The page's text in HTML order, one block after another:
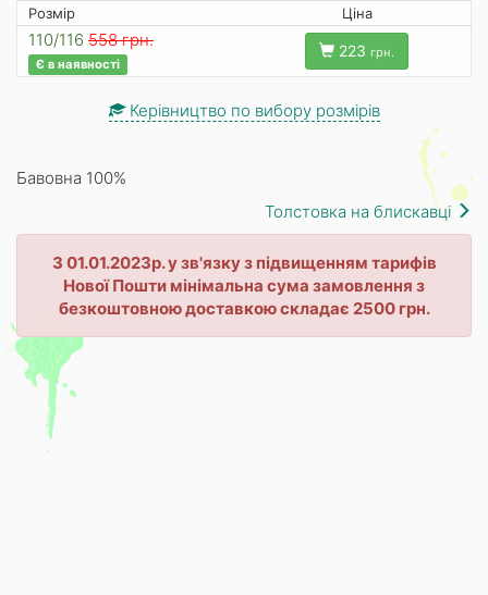
Розмір Ціна
110/116 558 грн.
Є в наявності
223 грн.
Керівництво по вибору розмірів
Бавовна 100%
Толстовка на блискавці
З 01.01.2023р. у зв'язку з підвищенням тарифів
Нової Пошти мінімальна сума замовлення з
безкоштовною доставкою складає 2500 грн.